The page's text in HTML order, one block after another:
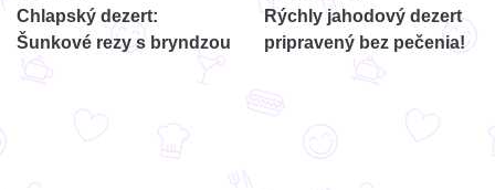
Chlapský dezert:
Šunkové rezy s bryndzou
Rýchly jahodový dezert
pripravený bez pečenia!